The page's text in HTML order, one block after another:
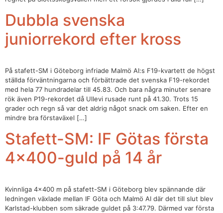
Dubbla svenska
juniorrekord efter kross
På stafett-SM i Göteborg infriade Malmö AI:s F19-kvartett de högst
ställda förväntningarna och förbättrade det svenska F19-rekordet
med hela 77 hundradelar till 45.83. Och bara några minuter senare
rök även P19-rekordet då Ullevi rusade runt på 41.30. Trots 15
grader och regn så var det aldrig något snack om saken. Efter en
mindre bra förstaväxel […]
Stafett-SM: IF Götas första
4×400-guld på 14 år
Kvinnliga 4×400 m på stafett-SM i Göteborg blev spännande där
ledningen växlade mellan IF Göta och Malmö AI där det till slut blev
Karlstad-klubben som säkrade guldet på 3:47.79. Därmed var första